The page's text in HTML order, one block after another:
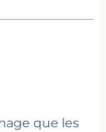
que les